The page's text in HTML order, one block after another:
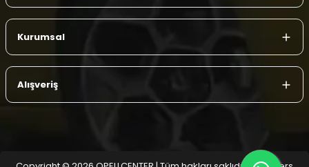
Kurumsal
Alışveriş